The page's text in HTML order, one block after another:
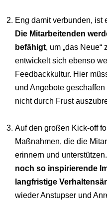
Eng damit verbunden, ist
Die Mitarbeitenden
befähigt, um „das
entwickelt sich ebenso
Feedbackkultur. Hier
und Angebote
nicht durch Frust
Auf den großen Kick-off
Maßnahmen, die die
erinnern und unterstützen.
noch so inspirierende
langfristige
wieder Anstupser und